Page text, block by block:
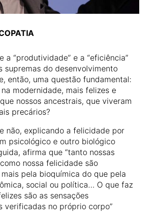
a “produtividade” e a “eficiência”
supremas do desenvolvimento
então, uma questão fundamental:
modernidade, mais felizes e
nossos ancestrais, que viveram
precários?
não, explicando a felicidade por
psicológico e outro biológico
afirma que “tanto nossas
nossa felicidade são
pela bioquímica do que pela
social ou política… O que faz
são as sensações
verificadas no próprio corpo”